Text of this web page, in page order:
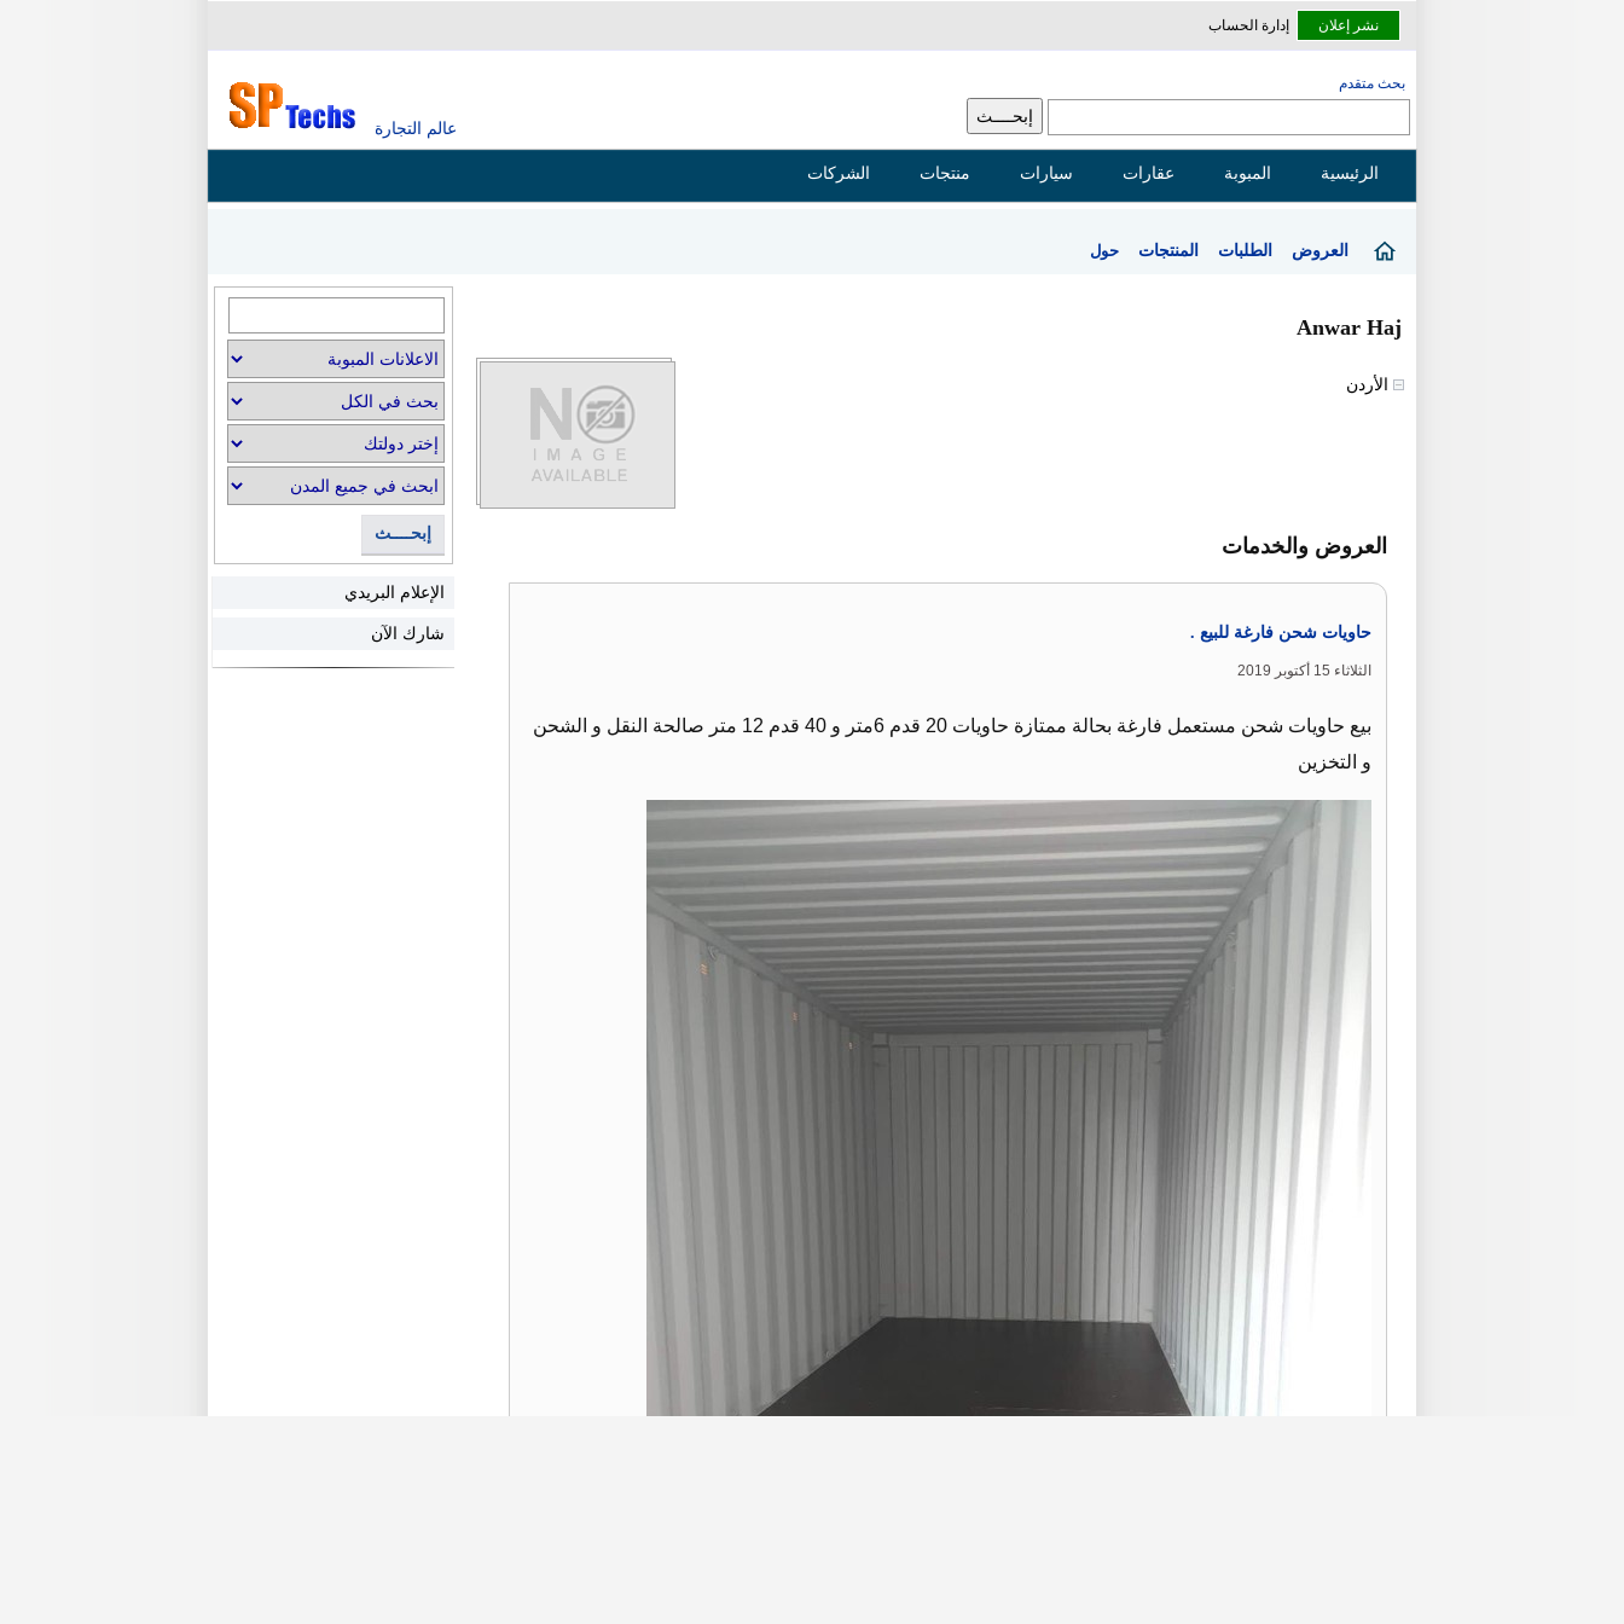
نشر إعلان إدارة الحساب
عالم التجارة
بحث متقدم
الرئيسية المبوبة عقارات سيارات منتجات الشركات
العروض الطلبات المنتجات حول
Anwar Haj
الأردن
العروض والخدمات
حاويات شحن فارغة للبيع .
الثلاثاء 15 أكتوبر 2019
بيع حاويات شحن مستعمل فارغة بحالة ممتازة حاويات 20 قدم 6متر و 40 قدم 12 متر صالحة النقل و الشحن
و التخزين
إبحــــث
الإعلام البريدي
شارك الآن